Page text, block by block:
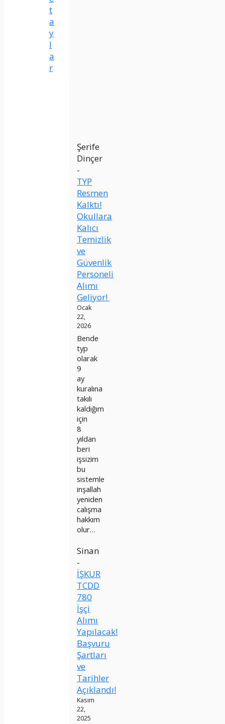
t
a
y
l
a
r
Şerife
Dinçer
-
TYP
Resmen
Kalktı!
Okullara
Kalıcı
Temizlik
ve
Güvenlik
Personeli
Alımı
Geliyor!
Ocak
22,
2026
Bende
typ
olarak
9
ay
kuralına
takılı
kaldığım
için
8
yıldan
beri
işsizim
bu
sistemle
inşallah
yeniden
calışma
hakkım
olur…
Sinan
-
İŞKUR
TCDD
780
İşçi
Alımı
Yapılacak!
Başvuru
Şartları
ve
Tarihler
Açıklandı!
Kasım
22,
2025